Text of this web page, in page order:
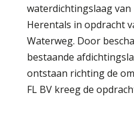
waterdichtingslaag
Herentals in opdracht
Waterweg. Door
bestaande
ontstaan richting de
FL BV kreeg de